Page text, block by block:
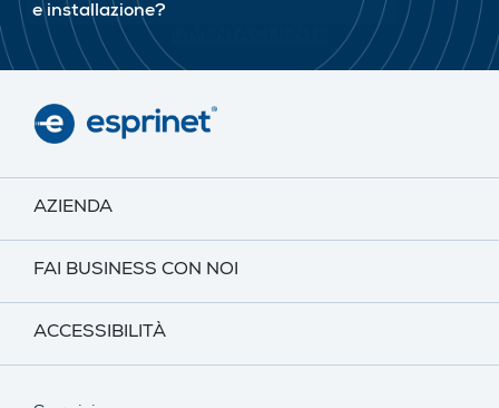
e installazione?
AZIENDA
FAI BUSINESS CON NOI
ACCESSIBILITÀ